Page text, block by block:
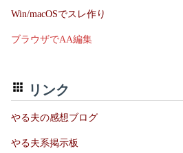
Win/macOSでスレ作り
ブラウザでAA編集
リンク
やる夫の感想ブログ
やる夫系掲示板